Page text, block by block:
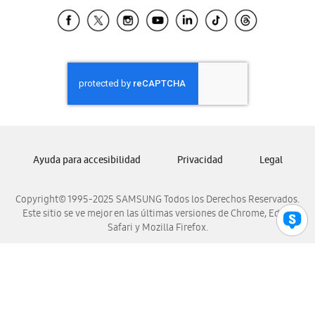
Samsung El Salvador
Samsung Honduras
Samsung Nicaragua
Samsung Panamá
Samsung Venezuela
Copyright© 1995-2025 SAMSUNG Todos los Derechos Reservados.
Este sitio se ve mejor en las últimas versiones de Chrome, Edge,
Safari y Mozilla Firefox.
Ayuda para accesibilidad Privacidad Legal